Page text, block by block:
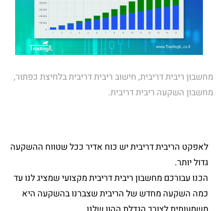
מחשבון ריבית דריבית, חישוב ריבית דריבית בלחיצת כפתור,
מחשבון השקעה ריבית דריבית.
לאפקט הריבית דריבית יש כוח אדיר ככל שטווח ההשקעה
גדול יותר.
הכנו עבורכם מחשבון ריבית דריבית מקצועי שמציג לנו עד
כמה השקעה מחדש של הריבית שצברנו בהשקעה היא